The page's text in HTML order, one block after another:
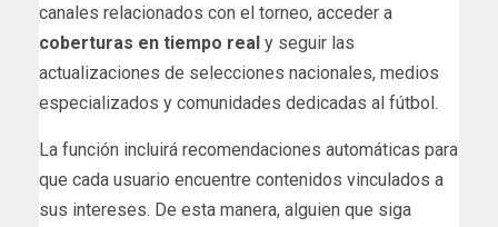
canales relacionados con el torneo, acceder a
coberturas en tiempo real y seguir las
actualizaciones de selecciones nacionales, medios
especializados y comunidades dedicadas al fútbol.
La función incluirá recomendaciones automáticas para
que cada usuario encuentre contenidos vinculados a
sus intereses. De esta manera, alguien que siga